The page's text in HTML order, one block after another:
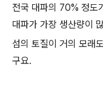
전국 대파의 70% 정도
대파가 가장 생산량이
섬의 토질이 거의 모래
구요.